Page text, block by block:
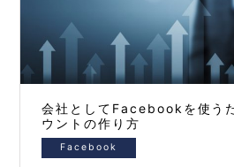
会社としてFacebookを使う
ウントの作り方
Facebook